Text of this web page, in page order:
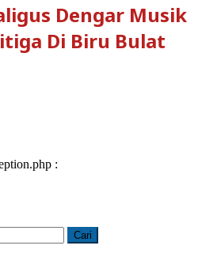
Dengar Musik
Di Biru Bulat